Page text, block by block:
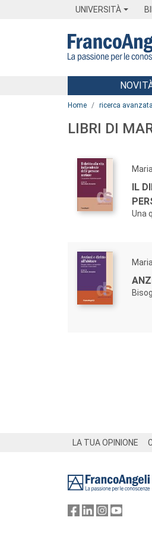
UNIVERSITÀ
Menu
Home ricerca avanzata
LIBRI DI
IL
Una
LA TUA OPINIONE